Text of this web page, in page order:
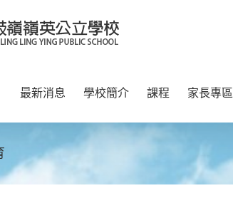
最新消息 學校簡介 課程 家長專區